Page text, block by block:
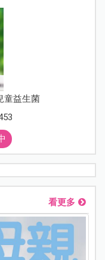
童益生菌
看更多